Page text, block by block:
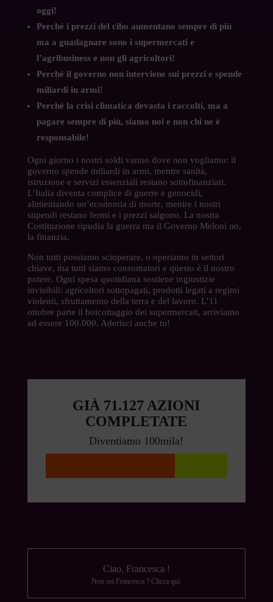
oggi!
Perché i prezzi del cibo aumentano sempre di più
ma a guadagnare sono i supermercati e
l’agribusiness e non gli agricoltori!
Perché il governo non interviene sui prezzi e spende
miliardi in armi!
Perché la crisi climatica devasta i raccolti, ma a
pagare sempre di più, siamo noi e non chi ne è
responsabile!
Ogni giorno i nostri soldi vanno dove non vogliamo: il
governo spende miliardi in armi, mentre sanità,
istruzione e servizi essenziali restano sottofinanziati.
L’Italia diventa complice di guerre e genocidi,
alimentando un’economia di morte, mentre i nostri
stipendi restano fermi e i prezzi salgono. La nostra
Costituzione ripudia la guerra ma il Governo Meloni no,
la finanzia.
Non tutti possiamo scioperare, o operiamo in settori
chiave, ma tutti siamo consumatori e questo è il nostro
potere. Ogni spesa quotidiana sostiene ingiustizie
invisibili: agricoltori sottopagati, prodotti legati a regimi
violenti, sfruttamento della terra e del lavoro. L’11
ottobre parte il boicottaggio dei supermercati, arriviamo
ad essere 100.000. Aderisci anche tu!
71.127 AZIONI
COMPLETATE
Ciao, Francesca !
Non sei Francesca ? Clicca qui